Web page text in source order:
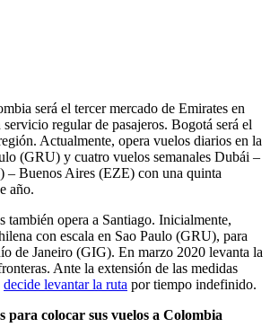
será el tercer mercado de Emirates en
regular de pasajeros. Bogotá será el
Actualmente, opera vuelos diarios en la
(GRU) y cuatro vuelos semanales Dubái –
– Buenos Aires (EZE) con una quinta
año.
también opera a Santiago. Inicialmente,
con escala en Sao Paulo (GRU), para
de Janeiro (GIG). En marzo 2020 levanta la
Ante la extensión de las medidas
decide levantar la ruta por tiempo indefinido.
para colocar sus vuelos a Colombia